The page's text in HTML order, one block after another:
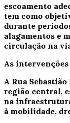
escoamento
tem como
durante
alagamentos e
circulação na
As intervenções
A Rua
região central,
na
à mobilidade,